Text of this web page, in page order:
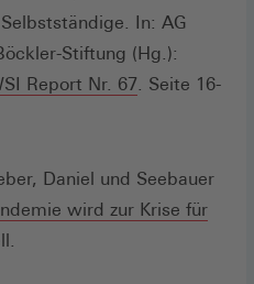
In: AG
Stiftung (Hg.):
Report Nr. 67 (Öffnet
neuen
Fenster)
. Seite 16-
Daniel und Seebauer
wird zur Krise für